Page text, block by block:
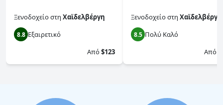
Ξενοδοχείοστη Χαϊδελβέργη
8.8 Εξαιρετικό
Από$123
Ξενοδοχείοστη Χαϊδελβέργη
8.5 Πολύ Καλό
Από